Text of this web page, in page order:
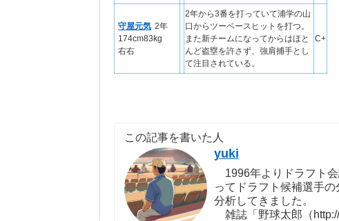
守屋元気 2年
174cm83kg
右右
2年から3番を打っていて浦学の山
口からツーベースヒットを打つ。
また新チームになってからはほと
んど盗塁を許さず、強肩捕手とし
て注目されている。
C+
この記事を書いた人
yuki
1996年よりドラフト
ってドラフト候補選手
分析してきました。
雑誌「野球太郎（http://